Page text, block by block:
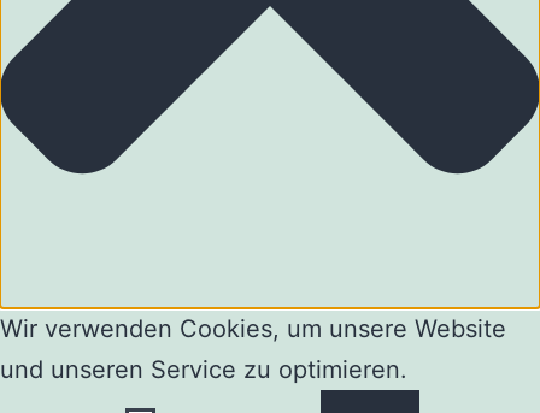
Wir verwenden Cookies, um unsere Website
und unseren Service zu optimieren.